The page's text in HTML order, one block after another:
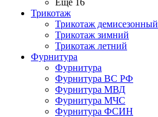
Ещё 16
Трикотаж
Трикотаж демисезонный
Трикотаж зимний
Трикотаж летний
Фурнитура
Фурнитура
Фурнитура ВС РФ
Фурнитура МВД
Фурнитура МЧС
Фурнитура ФСИН